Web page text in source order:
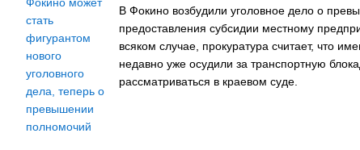
В Фокино возбудили уголовное дело о
предоставления субсидии местному
всяком случае, прокуратура считает, что
недавно уже осудили за транспортную
рассматриваться в краевом суде.